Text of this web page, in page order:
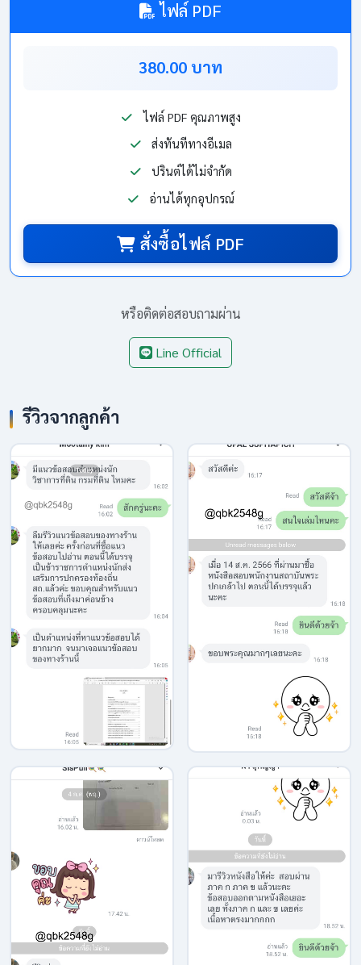
ไฟล์ PDF
380.00 บาท
ไฟล์ PDF คุณภาพสูง
ส่งทันทีทางอีเมล
ปรินต์ได้ไม่จำกัด
อ่านได้ทุกอุปกรณ์
สั่งซื้อไฟล์ PDF
หรือติดต่อสอบถามผ่าน
Line Official
รีวิวจากลูกค้า